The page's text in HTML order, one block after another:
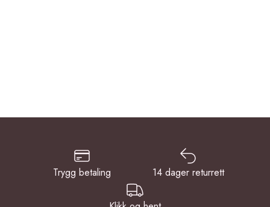
Trygg betaling 14 dager returrett